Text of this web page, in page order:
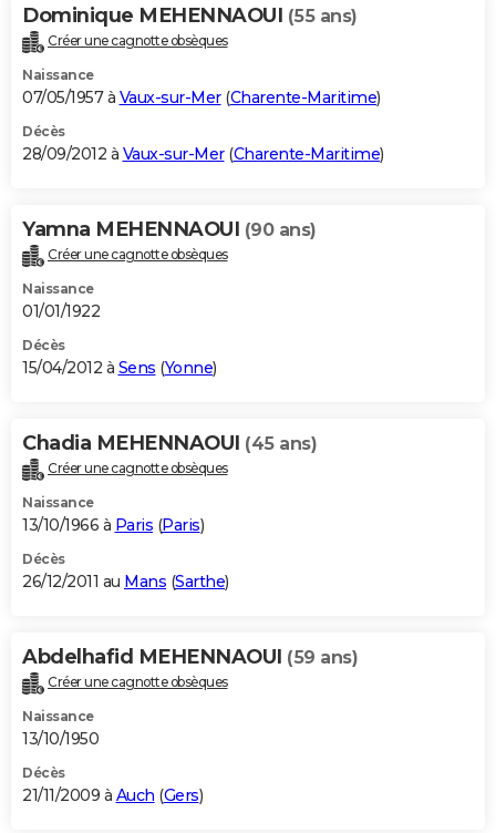
Dominique MEHENNAOUI (55 ans)
Créer une cagnotte obsèques
Naissance
07/05/1957 à Vaux-sur-Mer(Charente-Maritime)
Décès
28/09/2012 à Vaux-sur-Mer(Charente-Maritime)
Yamna MEHENNAOUI (90 ans)
Créer une cagnotte obsèques
Naissance
01/01/1922
Décès
15/04/2012 à Sens (Yonne)
Chadia MEHENNAOUI (45 ans)
Créer une cagnotte obsèques
Naissance
13/10/1966 à Paris (Paris)
Décès
26/12/2011 au Mans (Sarthe)
Abdelhafid MEHENNAOUI (59 ans)
Créer une cagnotte obsèques
Naissance
13/10/1950
Décès
21/11/2009 à Auch (Gers)